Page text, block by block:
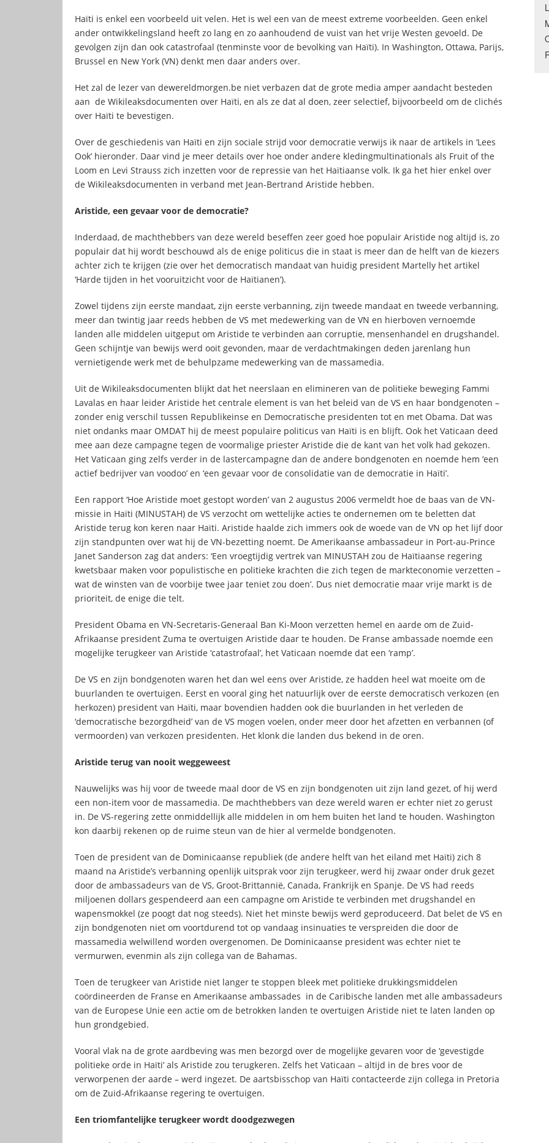
Haïti is enkel een voorbeeld uit velen. Het is wel een van de meest extreme voorbeelden. Geen enkel
ander ontwikkelingsland heeft zo lang en zo aanhoudend de vuist van het vrije Westen gevoeld. De
gevolgen zijn dan ook catastrofaal (tenminste voor de bevolking van Haïti). In Washington, Ottawa, Parijs,
Brussel en New York (VN) denkt men daar anders over.
Het zal de lezer van dewereldmorgen.be niet verbazen dat de grote media amper aandacht besteden
aan de Wikileaksdocumenten over Haïti, en als ze dat al doen, zeer selectief, bijvoorbeeld om de clichés
over Haïti te bevestigen.
Over de geschiedenis van Haïti en zijn sociale strijd voor democratie verwijs ik naar de artikels in ‘Lees
Ook’ hieronder. Daar vind je meer details over hoe onder andere kledingmultinationals als Fruit of the
Loom en Levi Strauss zich inzetten voor de repressie van het Haïtiaanse volk. Ik ga het hier enkel over
de Wikileaksdocumenten in verband met Jean-Bertrand Aristide hebben.
Aristide, een gevaar voor de democratie?
Inderdaad, de machthebbers van deze wereld beseffen zeer goed hoe populair Aristide nog altijd is, zo
populair dat hij wordt beschouwd als de enige politicus die in staat is meer dan de helft van de kiezers
achter zich te krijgen (zie over het democratisch mandaat van huidig president Martelly het artikel
‘Harde tijden in het vooruitzicht voor de Haïtianen’).
Zowel tijdens zijn eerste mandaat, zijn eerste verbanning, zijn tweede mandaat en tweede verbanning,
meer dan twintig jaar reeds hebben de VS met medewerking van de VN en hierboven vernoemde
landen alle middelen uitgeput om Aristide te verbinden aan corruptie, mensenhandel en drugshandel.
Geen schijntje van bewijs werd ooit gevonden, maar de verdachtmakingen deden jarenlang hun
vernietigende werk met de behulpzame medewerking van de massamedia.
Uit de Wikileaksdocumenten blijkt dat het neerslaan en elimineren van de politieke beweging Fammi
Lavalas en haar leider Aristide het centrale element is van het beleid van de VS en haar bondgenoten –
zonder enig verschil tussen Republikeinse en Democratische presidenten tot en met Obama. Dat was
niet ondanks maar OMDAT hij de meest populaire politicus van Haïti is en blijft. Ook het Vaticaan deed
mee aan deze campagne tegen de voormalige priester Aristide die de kant van het volk had gekozen.
Het Vaticaan ging zelfs verder in de lastercampagne dan de andere bondgenoten en noemde hem ‘een
actief bedrijver van voodoo’ en ‘een gevaar voor de consolidatie van de democratie in Haïti’.
Een rapport ‘Hoe Aristide moet gestopt worden’ van 2 augustus 2006 vermeldt hoe de baas van de VN-
missie in Haïti (MINUSTAH) de VS verzocht om wettelijke acties te ondernemen om te beletten dat
Aristide terug kon keren naar Haïti. Aristide haalde zich immers ook de woede van de VN op het lijf door
zijn standpunten over wat hij de VN-bezetting noemt. De Amerikaanse ambassadeur in Port-au-Prince
Janet Sanderson zag dat anders: ‘Een vroegtijdig vertrek van MINUSTAH zou de Haïtiaanse regering
kwetsbaar maken voor populistische en politieke krachten die zich tegen de markteconomie verzetten –
wat de winsten van de voorbije twee jaar teniet zou doen’. Dus niet democratie maar vrije markt is de
prioriteit, de enige die telt.
President Obama en VN-Secretaris-Generaal Ban Ki-Moon verzetten hemel en aarde om de Zuid-
Afrikaanse president Zuma te overtuigen Aristide daar te houden. De Franse ambassade noemde een
mogelijke terugkeer van Aristide ‘catastrofaal’, het Vaticaan noemde dat een ‘ramp’.
De VS en zijn bondgenoten waren het dan wel eens over Aristide, ze hadden heel wat moeite om de
buurlanden te overtuigen. Eerst en vooral ging het natuurlijk over de eerste democratisch verkozen (en
herkozen) president van Haïti, maar bovendien hadden ook die buurlanden in het verleden de
‘democratische bezorgdheid’ van de VS mogen voelen, onder meer door het afzetten en verbannen (of
vermoorden) van verkozen presidenten. Het klonk die landen dus bekend in de oren.
Aristide terug van nooit weggeweest
Nauwelijks was hij voor de tweede maal door de VS en zijn bondgenoten uit zijn land gezet, of hij werd
een non-item voor de massamedia. De machthebbers van deze wereld waren er echter niet zo gerust
in. De VS-regering zette onmiddellijk alle middelen in om hem buiten het land te houden. Washington
kon daarbij rekenen op de ruime steun van de hier al vermelde bondgenoten.
Toen de president van de Dominicaanse republiek (de andere helft van het eiland met Haïti) zich 8
maand na Aristide’s verbanning openlijk uitsprak voor zijn terugkeer, werd hij zwaar onder druk gezet
door de ambassadeurs van de VS, Groot-Brittannië, Canada, Frankrijk en Spanje. De VS had reeds
miljoenen dollars gespendeerd aan een campagne om Aristide te verbinden met drugshandel en
wapensmokkel (ze poogt dat nog steeds). Niet het minste bewijs werd geproduceerd. Dat belet de VS en
zijn bondgenoten niet om voortdurend tot op vandaag insinuaties te verspreiden die door de
massamedia welwillend worden overgenomen. De Dominicaanse president was echter niet te
vermurwen, evenmin als zijn collega van de Bahamas.
Toen de terugkeer van Aristide niet langer te stoppen bleek met politieke drukkingsmiddelen
coördineerden de Franse en Amerikaanse ambassades in de Caribische landen met alle ambassadeurs
van de Europese Unie een actie om de betrokken landen te overtuigen Aristide niet te laten landen op
hun grondgebied.
Vooral vlak na de grote aardbeving was men bezorgd over de mogelijke gevaren voor de ‘gevestigde
politieke orde in Haïti’ als Aristide zou terugkeren. Zelfs het Vaticaan – altijd in de bres voor de
verworpenen der aarde – werd ingezet. De aartsbisschop van Haïti contacteerde zijn collega in Pretoria
om de Zuid-Afrikaanse regering te overtuigen.
Een triomfantelijke terugkeer wordt doodgezwegen